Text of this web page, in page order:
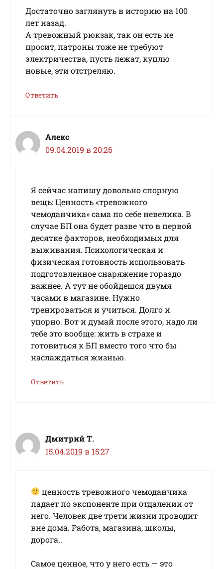
Достаточно заглянуть в историю на 100
лет назад.
А тревожный рюкзак, так он есть не
просит, патроны тоже не требуют
электричества, пусть лежат, куплю
новые, эти отстреляю.
Ответить
Алекс
09.04.2019 в 20:26
Я сейчас напишу довольно спорную
вещь: Ценность «тревожного
чемоданчика» сама по себе невелика. В
случае БП она будет разве что в первой
десятке факторов, необходимых для
выживания. Психологическая и
физическая готовность использовать
подготовленное снаряжение гораздо
важнее. А тут не обойдешся двумя
часами в магазине. Нужно
тренироваться и учиться. Долго и
упорно. Вот и думай после этого, надо ли
тебе это вообще: жить в страхе и
готовиться к БП вместо того что бы
наслаждаться жизнью.
Ответить
Дмитрий Т.
15.04.2019 в 15:27
ценность тревожного чемоданчика
падает по экспоненте при отдалении от
него. Человек две трети жизни проводит
вне дома. Работа, магазина, школы,
дорога..
Самое ценное, что у него есть — это